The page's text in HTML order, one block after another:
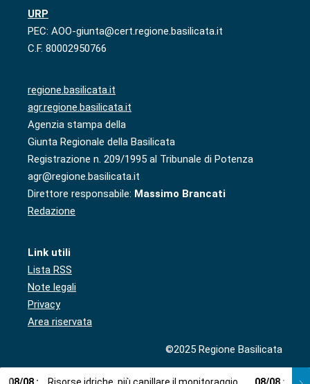
URP
PEC: AOO-giunta@cert.regione.basilicata.it
C.F. 80002950766
regione.basilicata.it
agr.regione.basilicata.it
Agenzia stampa della
Giunta Regionale della Basilicata
Registrazione n. 209/1995 al Tribunale di Potenza
agr@regione.basilicata.it
Direttore responsabile: Massimo Brancati
Redazione
Link utili
Lista RSS
Note legali
Privacy
Area riservata
©2025 Regione Basilicata